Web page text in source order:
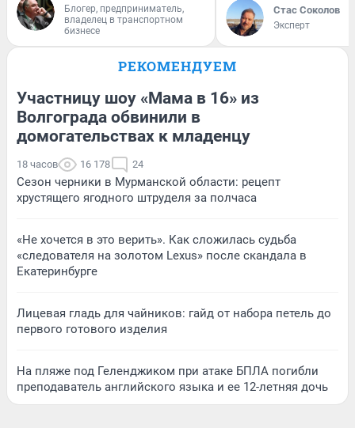
Блогер, предприниматель,
владелец в транспортном
бизнесе
Стас Соколов
Эксперт
РЕКОМЕНДУЕМ
Участницу шоу «Мама в 16» из
Волгограда обвинили в
домогательствах к младенцу
18 часов 16 178 24
Сезон черники в Мурманской области: рецепт
хрустящего ягодного штруделя за полчаса
«Не хочется в это верить». Как сложилась судьба
«следователя на золотом Lexus» после скандала в
Екатеринбурге
Лицевая гладь для чайников: гайд от набора петель до
первого готового изделия
На пляже под Геленджиком при атаке БПЛА погибли
преподаватель английского языка и ее 12-летняя дочь